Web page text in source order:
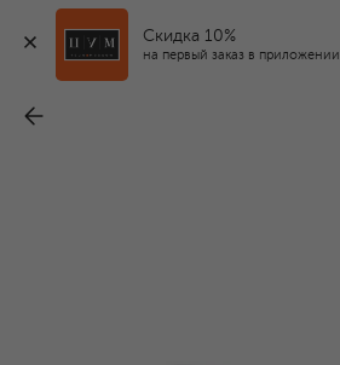
Скидка 10%
на первый заказ в приложении